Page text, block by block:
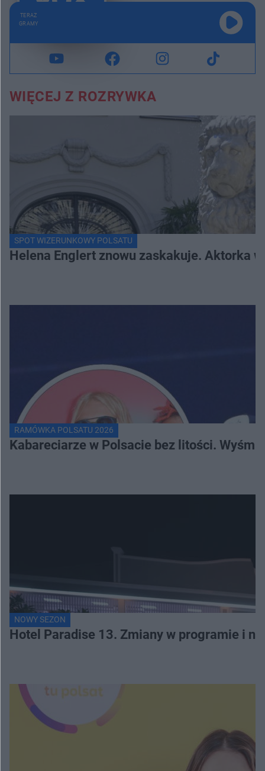
TERAZ
GRAMY
WIĘCEJ Z ROZRYWKA
SPOT WIZERUNKOWY POLSATU
Helena Englert znowu zaskakuje. Aktorka
RAMÓWKA POLSATU 2026
Kabareciarze w Polsacie bez litości.
NOWY SEZON
Hotel Paradise 13. Zmiany w programie i